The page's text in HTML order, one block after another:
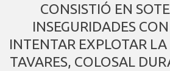
CONSISTIÓ EN
INSEGURIDADES
INTENTAR EXPLOTAR
TAVARES, COLOSAL